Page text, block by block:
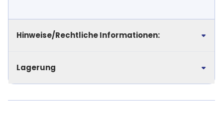
Hinweise/Rechtliche Informationen:
Lagerung